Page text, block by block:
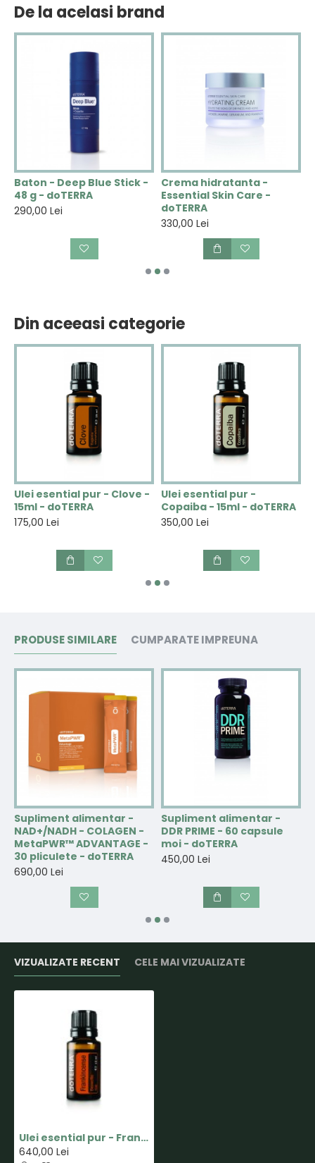
De la acelasi brand
Baton - Deep Blue Stick -
48 g - doTERRA
290,00 Lei
Crema hidratanta -
Essential Skin Care -
doTERRA
330,00 Lei
Din aceeasi categorie
Ulei esential pur - Clove -
15ml - doTERRA
175,00 Lei
Ulei esential pur -
Copaiba - 15ml - doTERRA
350,00 Lei
PRODUSE SIMILARE CUMPARATE IMPREUNA
Supliment alimentar -
NAD+/NADH - COLAGEN -
MetaPWR™ ADVANTAGE -
30 pliculete - doTERRA
690,00 Lei
Supliment alimentar -
DDR PRIME - 60 capsule
moi - doTERRA
450,00 Lei
VIZUALIZATE RECENT CELE MAI VIZUALIZATE
Ulei esential pur - Frankincense(Tamaie) - 15ml - doTERRA
640,00 Lei